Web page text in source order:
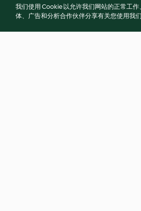
我们使用 Cookie 以允许我们网站的正常工
体、广告和分析合作伙伴分享有关您使用我